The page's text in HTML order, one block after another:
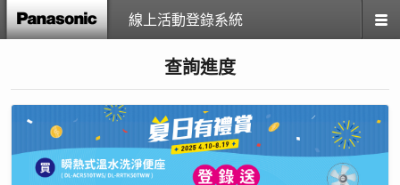
線上活動登錄系統
查詢進度